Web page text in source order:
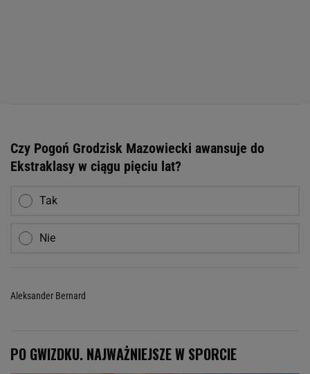
Czy Pogoń Grodzisk Mazowiecki awansuje do
Ekstraklasy w ciągu pięciu lat?
Tak
Nie
Aleksander Bernard